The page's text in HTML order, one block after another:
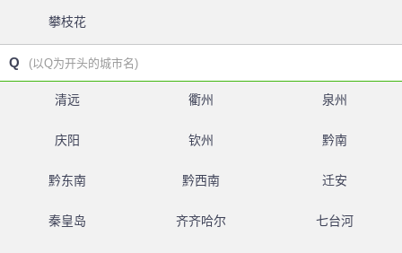
攀枝花
Q (以Q为开头的城市名)
清远 衢州 泉州
庆阳 钦州 黔南
黔东南 黔西南 迁安
秦皇岛 齐齐哈尔 七台河